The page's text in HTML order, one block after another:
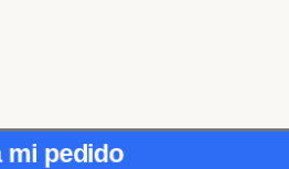
mi pedido